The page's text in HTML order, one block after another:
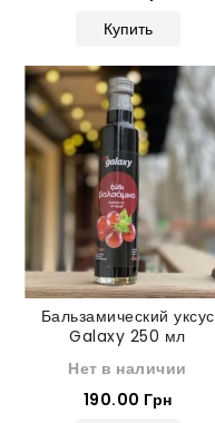
Купить
Бальзамический уксус
Galaxy 250 мл
Нет в наличии
190.00 Грн